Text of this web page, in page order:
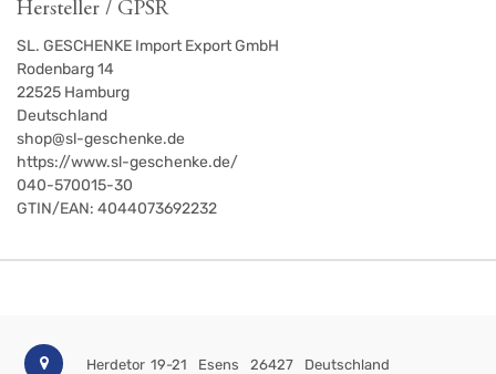
Hersteller / GPSR
SL. GESCHENKE Import Export GmbH
Rodenbarg 14
22525 Hamburg
Deutschland
shop@sl-geschenke.de
https://www.sl-geschenke.de/
040-570015-30
GTIN/EAN: 4044073692232
Herdetor 19-21 Esens 26427 Deutschland